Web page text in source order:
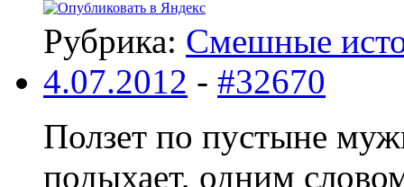
Рубрика: Смешные
4.07.2012 - #32670
Ползет по пустыне
подыхает, одним